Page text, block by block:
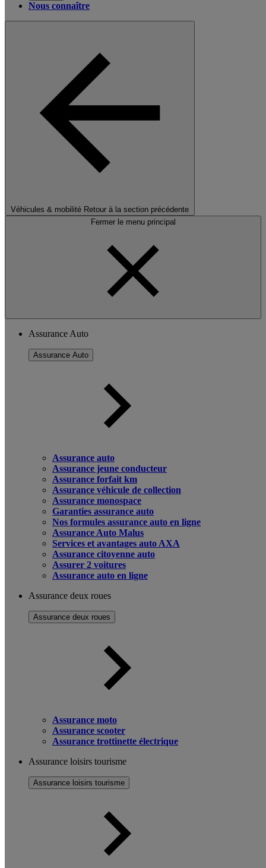
Nous connaître
Véhicules & mobilité Retour à la section précédente
Fermer le menu principal
Assurance Auto
Assurance Auto
Assurance auto
Assurance jeune conducteur
Assurance forfait km
Assurance véhicule de collection
Assurance monospace
Garanties assurance auto
Nos formules assurance auto en ligne
Assurance Auto Malus
Services et avantages auto AXA
Assurance citoyenne auto
Assurer 2 voitures
Assurance auto en ligne
Assurance deux roues
Assurance deux roues
Assurance moto
Assurance scooter
Assurance trottinette électrique
Assurance loisirs tourisme
Assurance loisirs tourisme